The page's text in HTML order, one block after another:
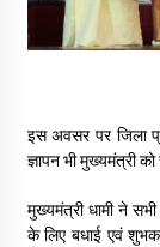
इस अवसर पर जिला
ज्ञापन भी मुख्यमंत्री को
मुख्यमंत्री धामी ने
के लिए बधाई एवं